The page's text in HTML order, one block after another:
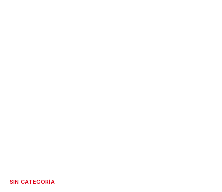
SIN CATEGORÍA